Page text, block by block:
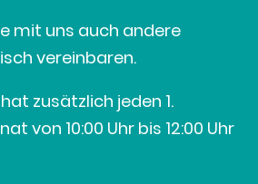
mit uns auch andere
vereinbaren.
zusätzlich jeden 1.
von 10:00 Uhr bis 12:00 Uhr